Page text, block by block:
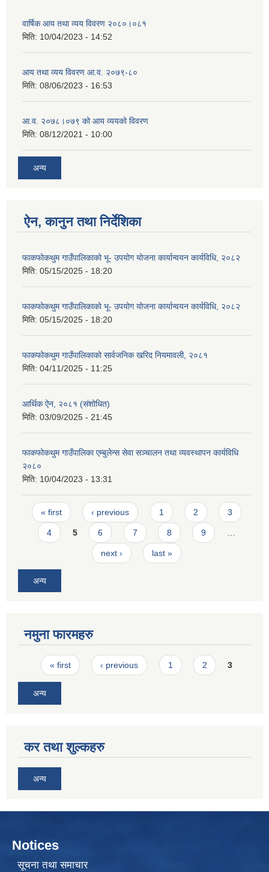
वार्षिक आय तथा व्यय विवरण २०८०।०८१
मिति: 10/04/2023 - 14:52
आय तथा व्यय विवरण आ.व. २०७९-८०
मिति: 08/06/2023 - 16:53
आ.व. २०७८।०७९ को आय व्ययको विवरण
मिति: 08/12/2021 - 10:00
अन्य
ऐन, कानुन तथा निर्देशिका
फाकफोकथुम गाउँपालिकाको भू- उपयोग योजना कार्यान्वयन कार्यविधि, २०८२
मिति: 05/15/2025 - 18:20
फाकफोकथुम गाउँपालिकाको भू- उपयोग योजना कार्यान्वयन कार्यविधि, २०८२
मिति: 05/15/2025 - 18:20
फाकफोकथुम गाउँपालिकाको सार्वजनिक खरिद नियमावली, २०८१
मिति: 04/11/2025 - 11:25
आर्थिक ऐन, २०८१ (संशोधित)
मिति: 03/09/2025 - 21:45
फाकफोकथुम गाउँपालिका एम्बुलेन्स सेवा सञ्चालन तथा व्यवस्थापन कार्यविधि
२०८०
मिति: 10/04/2023 - 13:31
Pages
« first ‹ previous 1 2 3
4 5 6 7 8 9
next › last »
अन्य
नमुना फारमहरु
Pages
« first ‹ previous 1 2 3
अन्य
कर तथा शुल्कहरु
अन्य
Notices
सूचना तथा समाचार